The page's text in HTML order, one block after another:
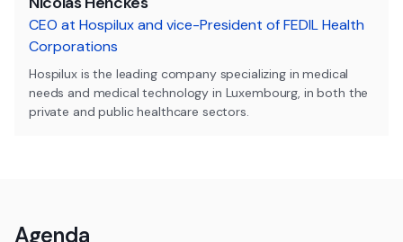
CEO at Hospilux and vice-President of FEDIL Health
Corporations
Hospilux is the leading company specializing in medical
needs and medical technology in Luxembourg, in both the
private and public healthcare sectors.
Agenda